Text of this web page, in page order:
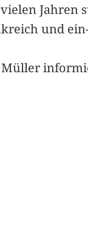
Jahren
und
Müller